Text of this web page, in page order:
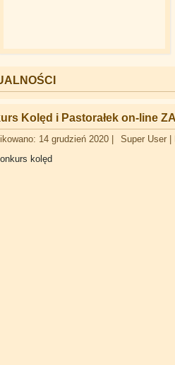
Kolęd i Pastorałek on-line
14 grudzień 2020 Super User